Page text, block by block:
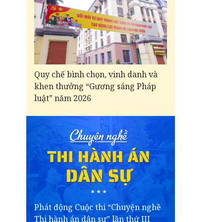
Quy chế bình chọn, vinh danh và
khen thưởng “Gương sáng Pháp
luật” năm 2026
Phát động Cuộc thi “Chuyện nghề
Thi hành án dân sự” lần thứ III